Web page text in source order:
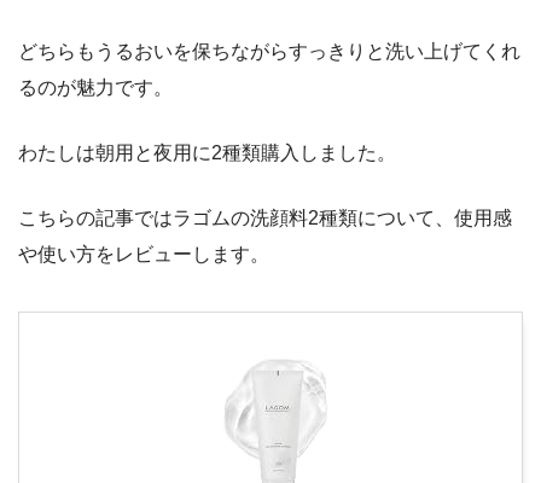
どちらもうるおいを保ちながらすっきりと洗い上げてくれ
るのが魅力です。
わたしは朝用と夜用に2種類購入しました。
こちらの記事ではラゴムの洗顔料2種類について、使用感
や使い方をレビューします。